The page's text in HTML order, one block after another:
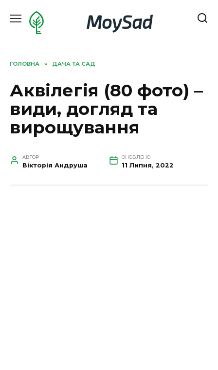
до
MoySad
ГОЛОВНА » ДАЧА ТА САД
Аквілегія (80 фото) –
види, догляд та
вирощування
АВТОР
Вікторія Андруша
ОНОВЛЕНО
11 Липня, 2022